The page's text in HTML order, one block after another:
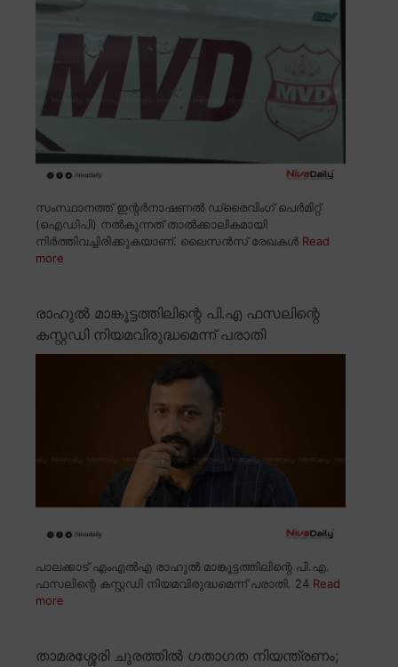
സംസ്ഥാനത്ത് ഇന്റർനാഷണൽ ഡ്രൈവിംഗ് പെർമിറ്റ്
(ഐഡിപി) നൽകുന്നത് താൽക്കാലികമായി
നിർത്തിവച്ചിരിക്കുകയാണ്. ലൈസൻസ് രേഖകൾ Read
more
രാഹുൽ മാങ്കൂട്ടത്തിലിന്റെ പി.എ ഫസലിന്റെ
കസ്റ്റഡി നിയമവിരുദ്ധമെന്ന് പരാതി
പാലക്കാട് എംഎൽഎ രാഹുൽ മാങ്കൂട്ടത്തിലിന്റെ പി.എ.
ഫസലിന്റെ കസ്റ്റഡി നിയമവിരുദ്ധമെന്ന് പരാതി. 24 Read
more
താമരശ്ശേരി ചുരത്തിൽ ഗതാഗത നിയന്ത്രണം;